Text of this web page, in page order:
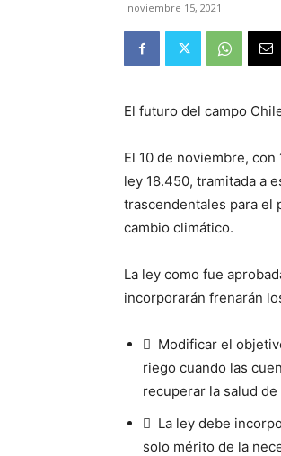
noviembre 15, 2021
El futuro del campo
El 10 de noviembre,
ley 18.450, tramitada a
trascendentales para el
cambio climático.
La ley como fue
incorporarán frenarán
 Modificar el
riego cuando las
recuperar la salud de
 La ley debe
solo mérito de la